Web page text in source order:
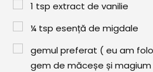
Sandwichuri și Wraps
Supe și Ciorbe
Rețete Video
1 tsp extract de vanilie
¼ tsp esență de migdale
gemul preferat ( eu am
gem de măceșe și magium